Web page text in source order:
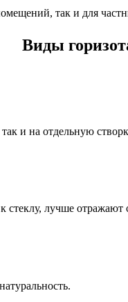
так и для
Виды
и на отдельную
стеклу, лучше отражают